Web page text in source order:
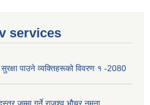
services
पाउने व्यक्तिहरूको विवरण १ -2080